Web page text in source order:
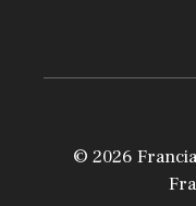
© 2026